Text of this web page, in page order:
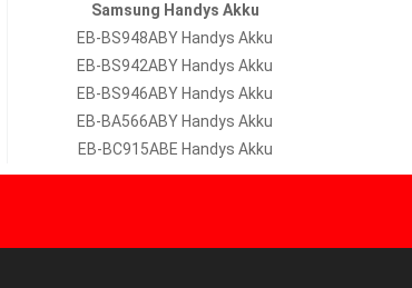
Samsung Handys Akku
EB-BS948ABY Handys Akku
EB-BS942ABY Handys Akku
EB-BS946ABY Handys Akku
EB-BA566ABY Handys Akku
EB-BC915ABE Handys Akku